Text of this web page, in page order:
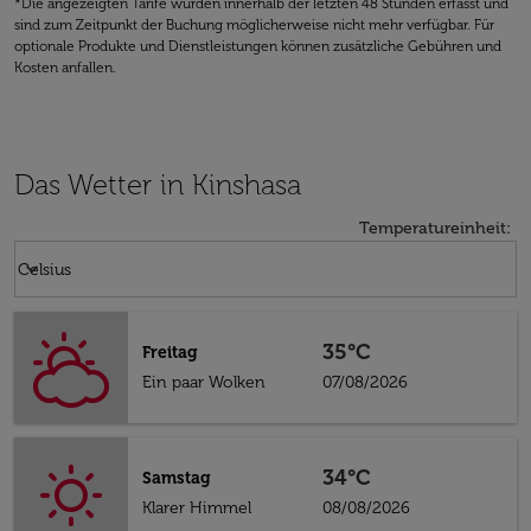
*Die angezeigten Tarife wurden innerhalb der letzten 48 Stunden erfasst und
sind zum Zeitpunkt der Buchung möglicherweise nicht mehr verfügbar. Für
optionale Produkte und Dienstleistungen können zusätzliche Gebühren und
Kosten anfallen.
Das Wetter in Kinshasa
Temperatureinheit:
Celsius
keyboard_arrow_down
Freitag
Ein paar Wolken
35°C
07/08/2026
Samstag
Klarer Himmel
34°C
08/08/2026